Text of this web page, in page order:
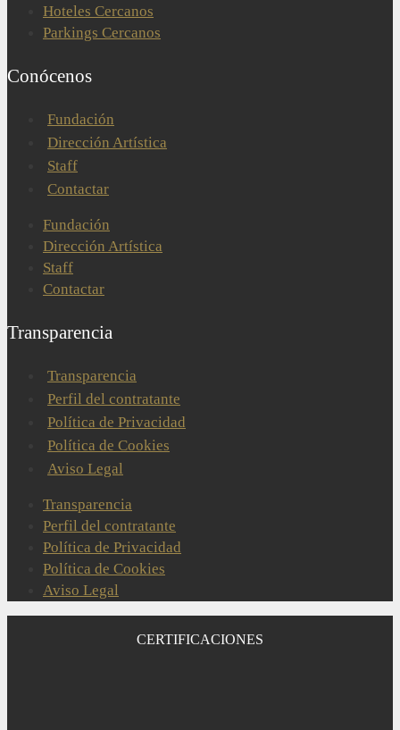
Hoteles Cercanos
Parkings Cercanos
Conócenos
Fundación
Dirección Artística
Staff
Contactar
Fundación
Dirección Artística
Staff
Contactar
Transparencia
Transparencia
Perfil del contratante
Política de Privacidad
Política de Cookies
Aviso Legal
Transparencia
Perfil del contratante
Política de Privacidad
Política de Cookies
Aviso Legal
CERTIFICACIONES